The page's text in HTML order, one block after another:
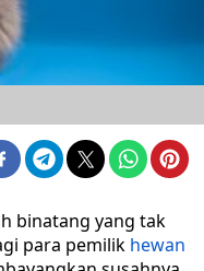
binatang yang tak
para pemilik hewan